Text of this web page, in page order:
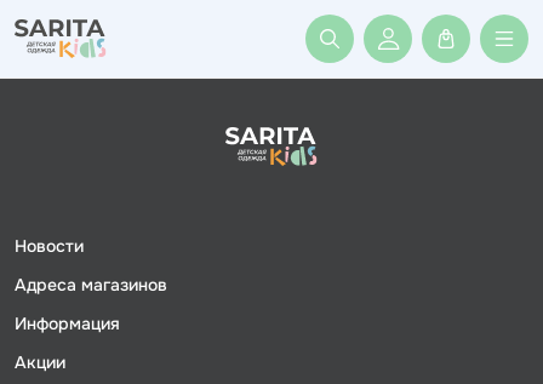
Войти или
Новости
Адреса магазинов
Информация
Акции